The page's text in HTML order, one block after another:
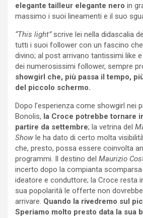
elegante tailleur elegante nero in
massimo i suoi lineamenti e il suo
“This light”scrive lei nella didascalia
tutti i suoi follower con un fascino
divino; al post arrivano tantissimi like
dei numerosissimi follower, sempre
showgirl che, più passa il tempo,
del piccolo schermo.
Dopo l’esperienza come showgirl nei
Bonolis, la Croce potrebbe tornare
partire da settembre; la vetrina del
Show le ha dato di certo molta
che, presto, possa essere coinvolta
programmi. Il destino del Maurizio
incerto dopo la compianta
ideatore e conduttore; la Croce resta
sua popolarità le offerte non
arrivare. Quando la rivedremo sul
Speriamo molto presto data la sua